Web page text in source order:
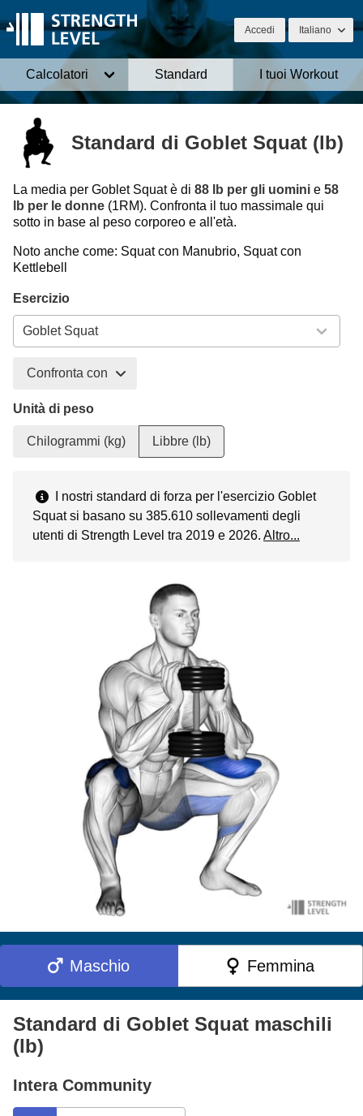
Accedi Italiano
Calcolatori Standard I tuoi Workout
Standard di Goblet Squat (lb)
La media per Goblet Squat è di 88 lb per gli uomini e 58
lb per le donne (1RM). Confronta il tuo massimale qui
sotto in base al peso corporeo e all'età.
Noto anche come: Squat con Manubrio, Squat con
Kettlebell
Esercizio
Confronta con
Unità di peso
Chilogrammi (kg) Libbre (lb)
I nostri standard di forza per l'esercizio Goblet
Squat si basano su 385.610 sollevamenti degli
utenti di Strength Level tra 2019 e 2026. Altro...
Maschio Femmina
Standard di Goblet Squat maschili
(lb)
Intera Community